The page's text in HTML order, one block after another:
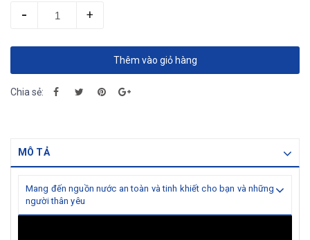
- +
Thêm vào giỏ hàng
Chia sẻ:
MÔ TẢ
Mang đến nguồn nước an toàn và tinh khiết cho bạn và những
người thân yêu